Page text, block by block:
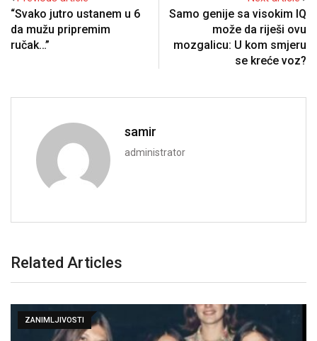
“Svako jutro ustanem u 6
da mužu pripremim
ručak…”
Samo genije sa visokim IQ
može da riješi ovu
mozgalicu: U kom smjeru
se kreće voz?
samir
administrator
Related Articles
ZANIMLJIVOSTI